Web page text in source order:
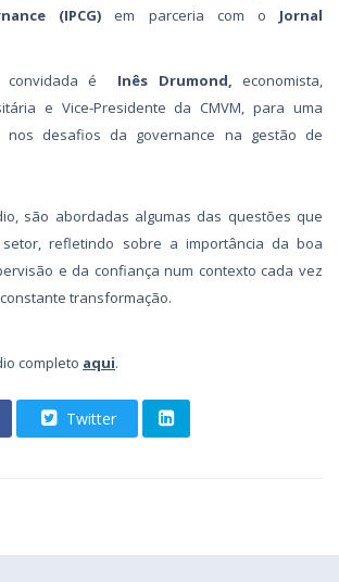
(IPCG) em parceria com o Jornal
convidada é Inês Drumond, economista,
e Vice-Presidente da CMVM, para uma
nos desafios da governance na gestão de
são abordadas algumas das questões que
refletindo sobre a importância da boa
e da confiança num contexto cada vez
transformação.
completo aqui.
Twitter